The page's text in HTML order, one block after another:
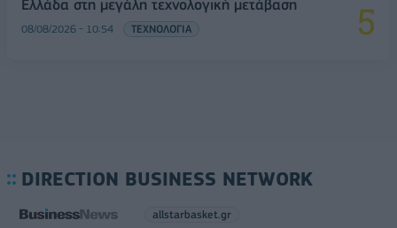
Ελλάδα στη μεγάλη τεχνολογική μετάβαση
08/08/2026 - 10:54 ΤΕΧΝΟΛΟΓΙΑ
DIRECTION BUSINESS NETWORK
allstarbasket.gr